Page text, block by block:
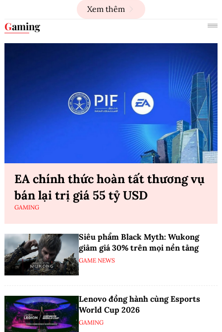
Xem thêm
Gaming
EA chính thức hoàn tất thương vụ
bán lại trị giá 55 tỷ USD
GAMING
Siêu phẩm Black Myth: Wukong
giảm giá 30% trên mọi nền tảng
GAME NEWS
Lenovo đồng hành cùng Esports
World Cup 2026
GAMING